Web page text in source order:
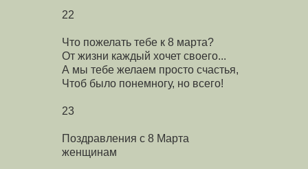
22
Что пожелать тебе к 8 марта?
От жизни каждый хочет своего...
А мы тебе желаем просто счастья,
Чтоб было понемногу, но всего!
23
Поздравления с 8 Марта
женщинам